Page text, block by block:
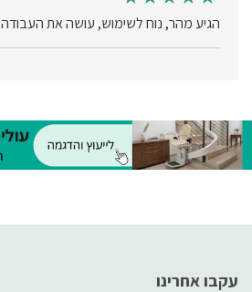
גרם, כך שהתוצאה היא המדויקת
ביותר שניתן לקבל.
הגיע מהר, נוח לשימוש, עושה את העבודה
עקבו אחרינו